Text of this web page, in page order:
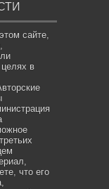
сайте,
в
что его